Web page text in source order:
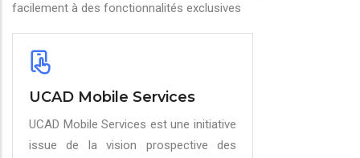
facilement à des fonctionnalités exclusives
UCAD Mobile Services
UCAD Mobile Services est une initiative
issue de la vision prospective des